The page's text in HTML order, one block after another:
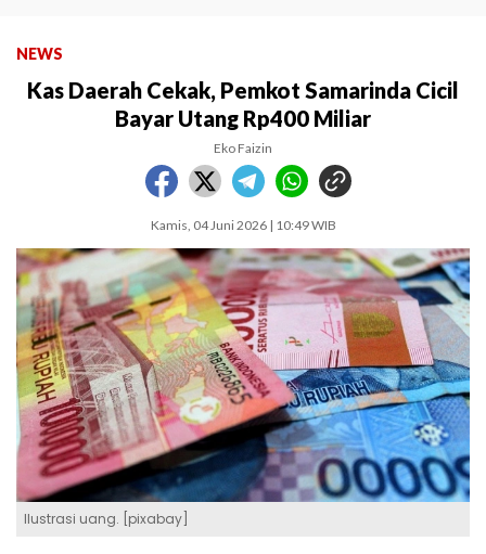
NEWS
Kas Daerah Cekak, Pemkot Samarinda Cicil
Bayar Utang Rp400 Miliar
Eko Faizin
Kamis, 04 Juni 2026 | 10:49 WIB
Ilustrasi uang. [pixabay]